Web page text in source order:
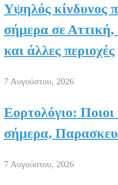
Υψηλός κίνδυνος
σήμερα σε
και άλλες περιοχές
7 Αυγούστου, 2026
Εορτολόγιο: Ποιοι
σήμερα,
7 Αυγούστου, 2026